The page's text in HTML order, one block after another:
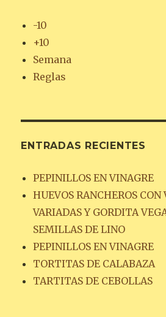
-10
+10
Semana
Reglas
ENTRADAS RECIENTES
PEPINILLOS EN VINAGRE
HUEVOS RANCHEROS CON
VARIADAS Y GORDITA
SEMILLAS DE LINO
PEPINILLOS EN VINAGRE
TORTITAS DE CALABAZA
TARTITAS DE CEBOLLAS